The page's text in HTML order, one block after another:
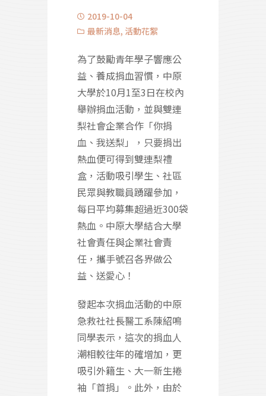
2019-10-04
最新消息, 活動花絮
為了鼓勵青年學子響應公
益、養成捐血習慣，中原
大學於10月1至3日在校內
舉辦捐血活動，並與雙連
梨社會企業合作「你捐
血、我送梨」，只要捐出
熱血便可得到雙連梨禮
盒，活動吸引學生、社區
民眾與教職員踴躍參加，
每日平均募集超過近300袋
熱血。中原大學結合大學
社會責任與企業社會責
任，攜手號召各界做公
益、送愛心！
發起本次捐血活動的中原
急救社社長醫工系陳紹鳴
同學表示，這次的捐血人
潮相較往年的確增加，更
吸引外籍生、大一新生捲
袖「首捐」。此外，由於